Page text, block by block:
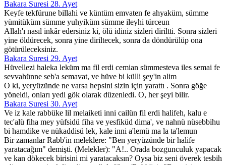
Bakara Suresi 28. Ayet
Keyfe tekfürune billahi ve küntüm emvaten fe ahyaküm, sümme
yümitüküm sümme yuhyiküm sümme ileyhi türceun
Allah'ı nasıl inkâr edersiniz ki, ölü idiniz sizleri diriltti. Sonra sizleri
yine öldürecek, sonra yine diriltecek, sonra da döndürülüp ona
götürüleceksiniz.
Bakara Suresi 29. Ayet
Hüvellezi haleka leküm ma fil erdi cemian sümmesteva iles semai fe
sevvahünne seb'a semavat, ve hüve bi külli şey'in alim
O ki, yeryüzünde ne varsa hepsini sizin için yarattı . Sonra göğe
yöneldi, onları yedi gök olarak düzenledi. O, her şeyi bilir.
Bakara Suresi 30. Ayet
Ve iz kale rabbüke lil melaiketi inni cailün fil erdi halifeh, kalu e
tec'alü fiha mey yüfsidü fiha ve yesfiküd dima', ve nahnü nüsebbihu
bi hamdike ve nükaddisü lek, kale inni a'lemü ma la ta'lemun
Bir zamanlar Rabb'in meleklere: "Ben yeryüzünde bir halife
yaratacağım" demişti. (Melekler): "A!.. Orada bozgunculuk yapacak
ve kan dökecek birisini mi yaratacaksın? Oysa biz seni överek tesbih